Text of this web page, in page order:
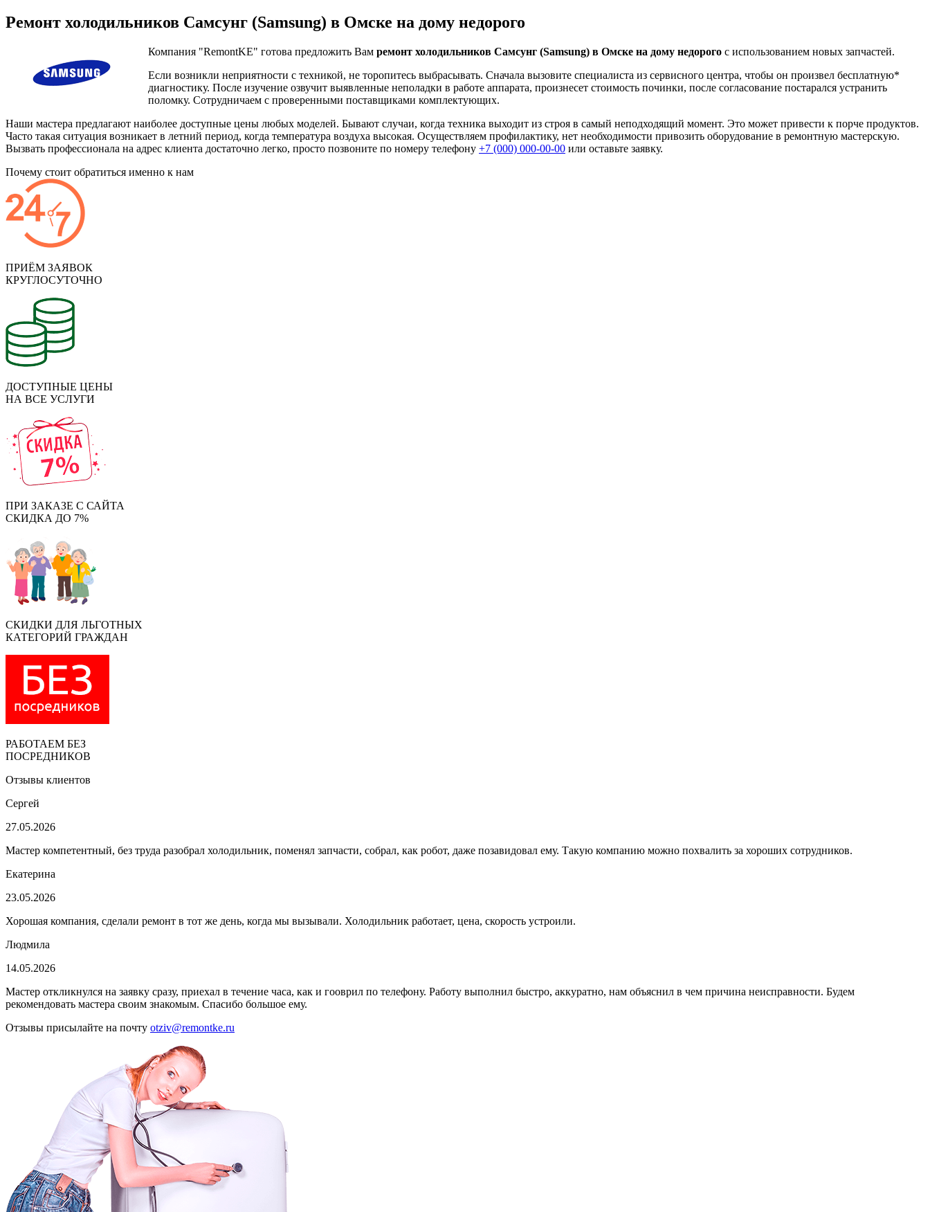
Ремонт холодильников Самсунг (Samsung) в Омске на дому недорого
Компания "RemontKE" готова предложить Вам ремонт холодильников Самсунг (Samsung) в Омске на дому недорого с использованием новых запчастей.
Если возникли неприятности с техникой, не торопитесь выбрасывать. Сначала вызовите специалиста из сервисного центра, чтобы он произвел бесплатную*
диагностику. После изучение озвучит выявленные неполадки в работе аппарата, произнесет стоимость починки, после согласование постарался устранить
поломку. Сотрудничаем с проверенными поставщиками комплектующих.
Наши мастера предлагают наиболее доступные цены любых моделей. Бывают случаи, когда техника выходит из строя в самый неподходящий момент. Это может привести к порче продуктов.
Часто такая ситуация возникает в летний период, когда температура воздуха высокая. Осуществляем профилактику, нет необходимости привозить оборудование в ремонтную мастерскую.
Вызвать профессионала на адрес клиента достаточно легко, просто позвоните по номеру телефону +7 (000) 000-00-00 или оставьте заявку.
Почему стоит обратиться именно к нам
ПРИЁМ ЗАЯВОК
КРУГЛОСУТОЧНО
ДОСТУПНЫЕ ЦЕНЫ
НА ВСЕ УСЛУГИ
ПРИ ЗАКАЗЕ С САЙТА
СКИДКА ДО 7%
СКИДКИ ДЛЯ ЛЬГОТНЫХ
КАТЕГОРИЙ ГРАЖДАН
РАБОТАЕМ БЕЗ
ПОСРЕДНИКОВ
Отзывы клиентов
Сергей
27.05.2026
Мастер компетентный, без труда разобрал холодильник, поменял запчасти, собрал, как робот, даже позавидовал ему. Такую компанию можно похвалить за хороших сотрудников.
Екатерина
23.05.2026
Хорошая компания, сделали ремонт в тот же день, когда мы вызывали. Холодильник работает, цена, скорость устроили.
Людмила
14.05.2026
Мастер откликнулся на заявку сразу, приехал в течение часа, как и гооврил по телефону. Работу выполнил быстро, аккуратно, нам объяснил в чем причина неисправности. Будем
рекомендовать мастера своим знакомым. Спасибо большое ему.
Отзывы присылайте на почту otziv@remontke.ru